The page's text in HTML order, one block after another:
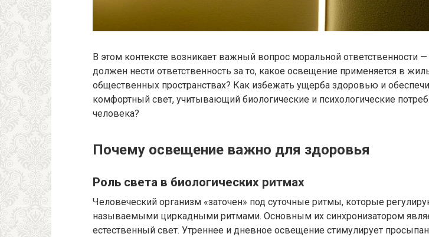
В этом контексте возникает важный вопрос моральной ответственности —
должен нести ответственность за то, какое освещение применяется в
общественных пространствах? Как избежать ущерба здоровью и
комфортный свет, учитывающий биологические и психологические
человека?
Почему освещение важно для здоровья
Роль света в биологических ритмах
Человеческий организм «заточен» под суточные ритмы, которые
называемыми циркадными ритмами. Основным их синхронизатором
естественный свет. Утреннее и дневное освещение стимулирует